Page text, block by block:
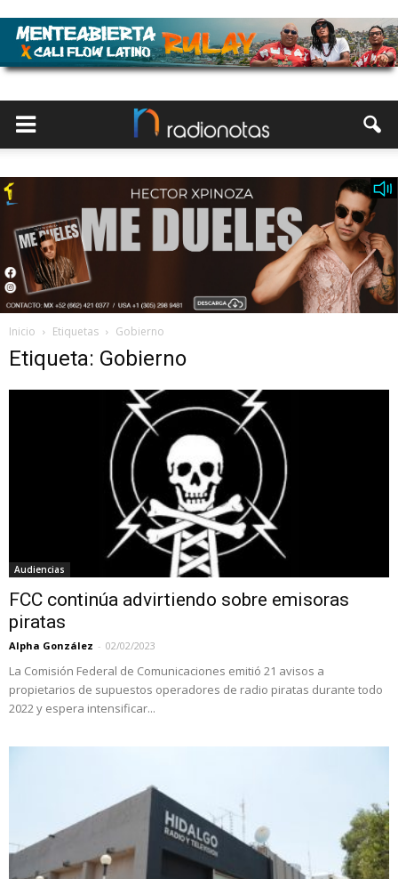
Inicio Etiquetas Gobierno
Etiqueta: Gobierno
Audiencias
FCC continúa advirtiendo sobre emisoras
piratas
Alpha González - 02/02/2023
La Comisión Federal de Comunicaciones emitió 21 avisos a
propietarios de supuestos operadores de radio piratas durante todo
2022 y espera intensificar...